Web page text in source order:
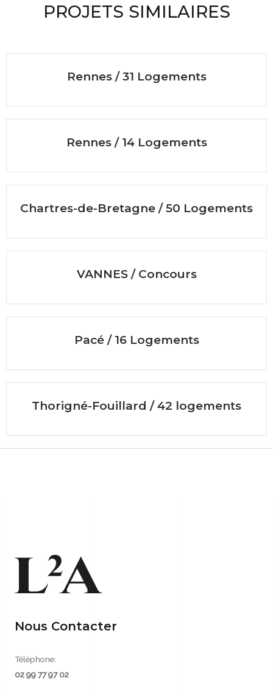
PROJETS SIMILAIRES
Rennes / 31 Logements
Rennes / 14 Logements
Chartres-de-Bretagne / 50 Logements
VANNES / Concours
Pacé / 16 Logements
Thorigné-Fouillard / 42 logements
Nous Contacter
Téléphone:
02 99 77 97 02